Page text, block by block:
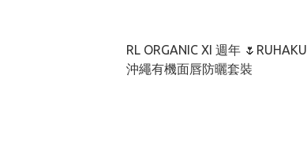
RL ORGANIC XI 週年 🌷RUHAKU
沖繩有機面唇防曬套裝